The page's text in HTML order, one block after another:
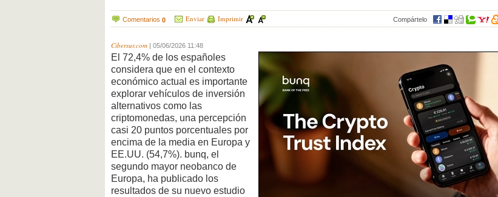
Comentarios 0 Enviar Imprimir Compártelo
Cibersur.com 05/06/2026 11:48
El 72,4% de los españoles
considera que en el contexto
económico actual es importante
explorar vehículos de inversión
alternativos como las
criptomonedas, una percepción
casi 20 puntos porcentuales por
encima de la media en Europa y
EE.UU. (54,7%). bunq, el
segundo mayor neobanco de
Europa, ha publicado los
resultados de su nuevo estudio